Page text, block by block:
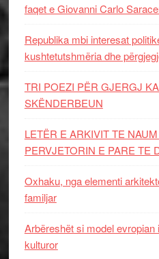
faqet e Giovanni Carlo
Republika mbi interesat
kushtetutshmëria dhe
TRI POEZI PËR GJERGJ
SKËNDERBEUN
LETËR E ARKIVIT TE
PERVJETORIN E PARE TE
Oxhaku, nga elementi
familjar
Arbëreshët si model
kulturor